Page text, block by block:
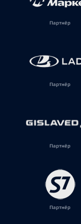
Партнёр
Партнёр
Партнёр
Партнёр